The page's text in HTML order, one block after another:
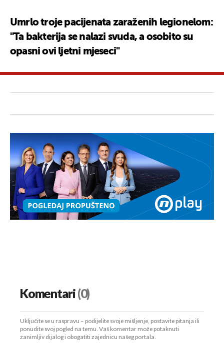
Umrlo troje pacijenata zaraženih legionelom:
"Ta bakterija se nalazi svuda, a osobito su
opasni ovi ljetni mjeseci"
Komentari(0)
Uključite se u raspravu – podijelite svoje mišljenje, postavite pitanja ili
ponudite svoj pogled na temu. Vaš komentar može potaknuti
zanimljiv dijalog i obogatiti zajednicu našeg portala.